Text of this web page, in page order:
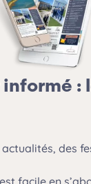
:
des